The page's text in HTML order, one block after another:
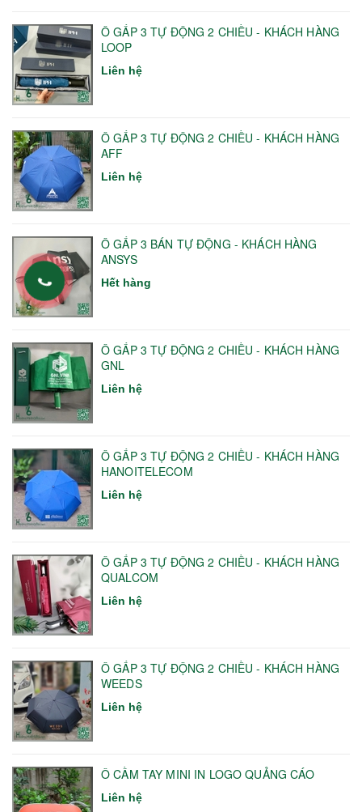
Ô GẤP 3 TỰ ĐỘNG 2 CHIỀU - KHÁCH HÀNG
LOOP
Liên hệ
Ô GẤP 3 TỰ ĐỘNG 2 CHIỀU - KHÁCH HÀNG
AFF
Liên hệ
Ô GẤP 3 BÁN TỰ ĐỘNG - KHÁCH HÀNG
ANSYS
Hết hàng
Ô GẤP 3 TỰ ĐỘNG 2 CHIỀU - KHÁCH HÀNG
GNL
Liên hệ
Ô GẤP 3 TỰ ĐỘNG 2 CHIỀU - KHÁCH HÀNG
HANOITELECOM
Liên hệ
Ô GẤP 3 TỰ ĐỘNG 2 CHIỀU - KHÁCH HÀNG
QUALCOM
Liên hệ
Ô GẤP 3 TỰ ĐỘNG 2 CHIỀU - KHÁCH HÀNG
WEEDS
Liên hệ
Ô CẦM TAY MINI IN LOGO QUẢNG CÁO
Liên hệ